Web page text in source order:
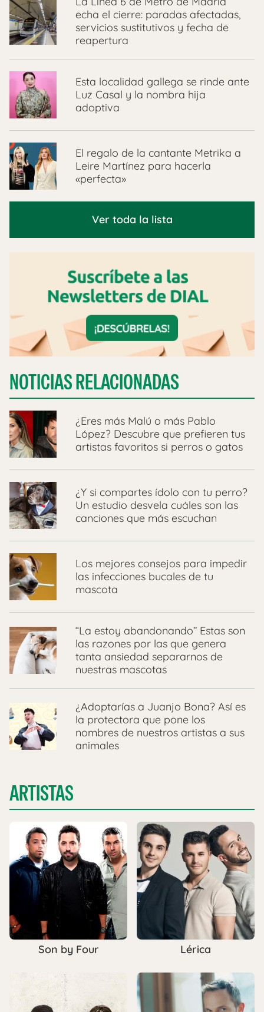
echa el cierre: paradas afectadas,
servicios sustitutivos y fecha de
reapertura
Esta localidad gallega se rinde ante
Luz Casal y la nombra hija
adoptiva
El regalo de la cantante Metrika a
Leire Martínez para hacerla
«perfecta»
Ver toda la lista
NOTICIAS RELACIONADAS
¿Eres más Malú o más Pablo
López? Descubre que prefieren tus
artistas favoritos si perros o gatos
¿Y si compartes ídolo con tu perro?
Un estudio desvela cuáles son las
canciones que más escuchan
Los mejores consejos para impedir
las infecciones bucales de tu
mascota
“La estoy abandonando” Estas son
las razones por las que genera
tanta ansiedad separarnos de
nuestras mascotas
¿Adoptarías a Juanjo Bona? Así es
la protectora que pone los
nombres de nuestros artistas a sus
animales
ARTISTAS
Son by Four Lérica